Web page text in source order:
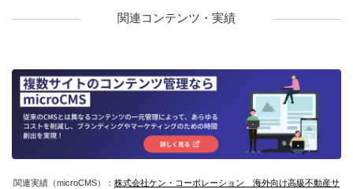
関連コンテンツ・実績
関連実績（microCMS）： 株式会社ケン・コーポレーション 海外向け高級不動産サ